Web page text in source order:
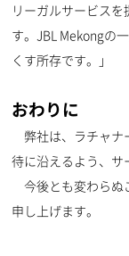
リーガルサービス
す。JBL Mekongの
くす所存です。」
おわりに
弊社は、ラチャナ
待に沿えるよう、サ
今後とも変わらぬ
申し上げます。